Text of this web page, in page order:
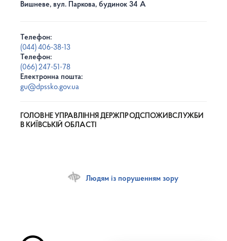
Вишневе, вул. Паркова, будинок 34 А
Телефон:
(044) 406-38-13
Телефон:
(066) 247-51-78
Електронна пошта:
gu@dpssko.gov.ua
ГОЛОВНЕ УПРАВЛІННЯ ДЕРЖПРОДСПОЖИВСЛУЖБИ
В КИЇВСЬКІЙ ОБЛАСТІ
Людям із порушенням зору